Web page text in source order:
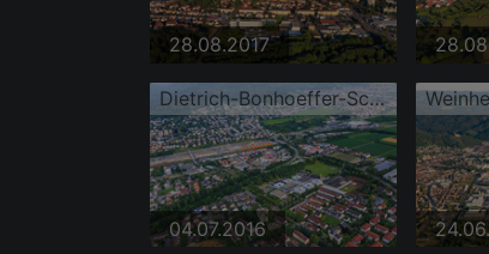
28.08.2017
Dietrich-Bonhoeffer-Schule Weinheim und OBI Markt Weinheim
04.07.2016